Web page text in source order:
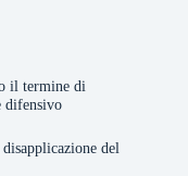
il termine di
difensivo
del